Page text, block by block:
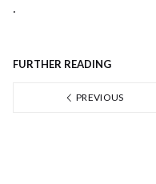
.
FURTHER READING
PREVIOUS